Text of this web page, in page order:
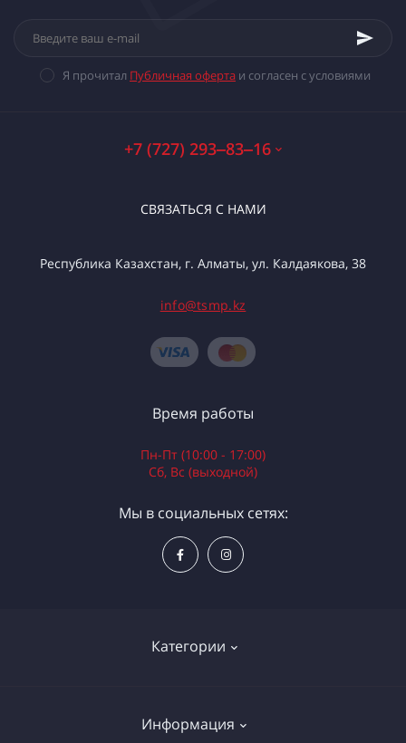
Я прочитал Публичная оферта и согласен с условиями
+7 (727) 293‒83‒16
СВЯЗАТЬСЯ С НАМИ
Республика Казахстан, г. Алматы, ул. Калдаякова, 38
info@tsmp.kz
Категории
Электроинструменты
Информация
Время работы
Пн-Пт (10:00 - 17:00)
Сб, Вс (выходной)
Мы в социальных сетях: